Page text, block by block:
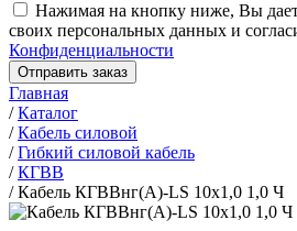
Нажимая на кнопку ниже, Вы
своих персональных данных и
Конфиденциальности
Отправить заказ
Главная
/Каталог
/Кабель силовой
/Гибкий силовой кабель
/КГВВ
/Кабель КГВВнг(А)-LS 10х1,0 1,0 Ч